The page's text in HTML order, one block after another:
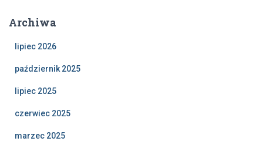
Archiwa
lipiec 2026
październik 2025
lipiec 2025
czerwiec 2025
marzec 2025